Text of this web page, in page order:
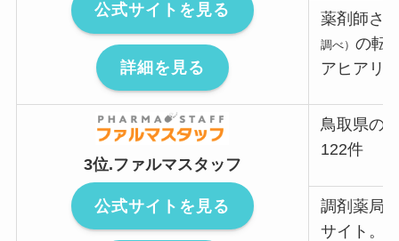
公式サイトを見る
詳細を見る
薬剤師さ
調べ）の転
アヒアリ
3位.ファルマスタッフ
公式サイトを見る
鳥取県の
122件
調剤薬局
サイト。